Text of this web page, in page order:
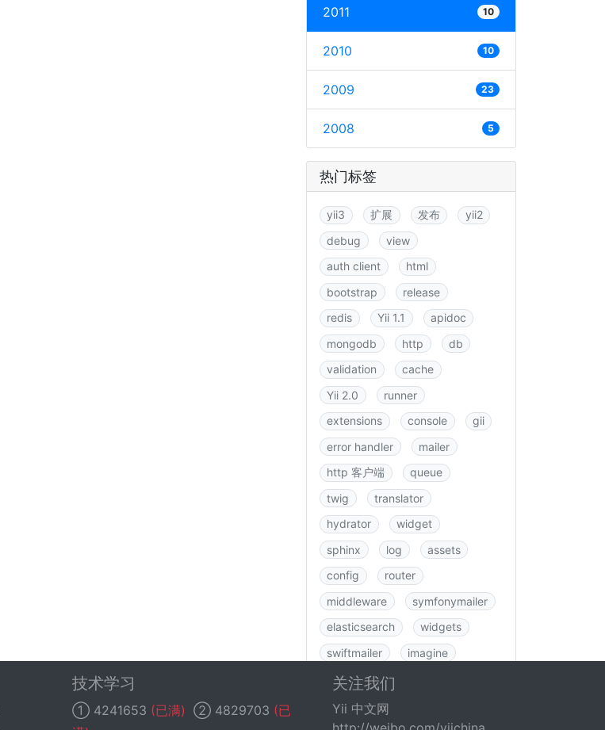
2011 10
2010 10
2009 23
2008 5
热门标签
yii3 扩展 发布
yii2
debug
view
auth client
html
bootstrap
release
redis
Yii 1.1
apidoc
mongodb
http
db
validation
cache
Yii 2.0
runner
extensions
console
gii
error handler
mailer
http 客户端
queue
twig
translator
hydrator
widget
sphinx
log
assets
config
router
middleware
symfonymailer
elasticsearch
widgets
swiftmailer
imagine
图书
rbac
data
csrf
技术学习
① 4241653 (已满) ② 4829703 (已
关注我们
Yii 中文网